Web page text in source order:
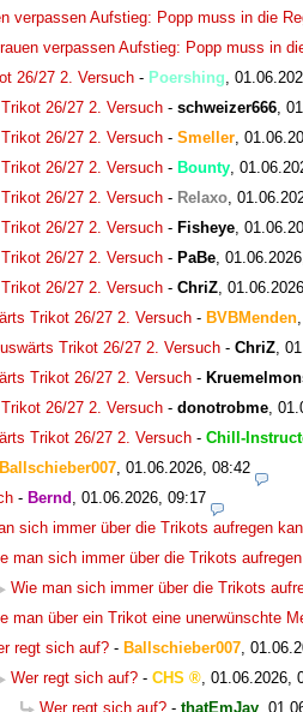
verpassen Aufstieg: Popp muss in die
verpassen Aufstieg: Popp muss in
26/27 2. Versuch - Poershing
26/27 2. Versuch - schweizer666
26/27 2. Versuch - Smeller
26/27 2. Versuch - Bounty
26/27 2. Versuch - Relaxo
26/27 2. Versuch - Fisheye
26/27 2. Versuch - PaBe
26/27 2. Versuch - ChriZ
Trikot 26/27 2. Versuch - BVBMenden
Trikot 26/27 2. Versuch - ChriZ
Trikot 26/27 2. Versuch -
26/27 2. Versuch - donotrobme
Trikot 26/27 2. Versuch - Chill-
Ballschieber007 01.06.2026, 08:42
- Bernd
01.06.2026, 09:17
sich immer über die Trikots aufregen
man sich immer über die Trikots
Wie man sich immer über die Trikots
man über ein Trikot eine unerwünschte
regt sich auf? - Ballschieber007
Wer regt sich auf? - CHS
01.06.2026,
Wer regt sich auf? - thatEmJay